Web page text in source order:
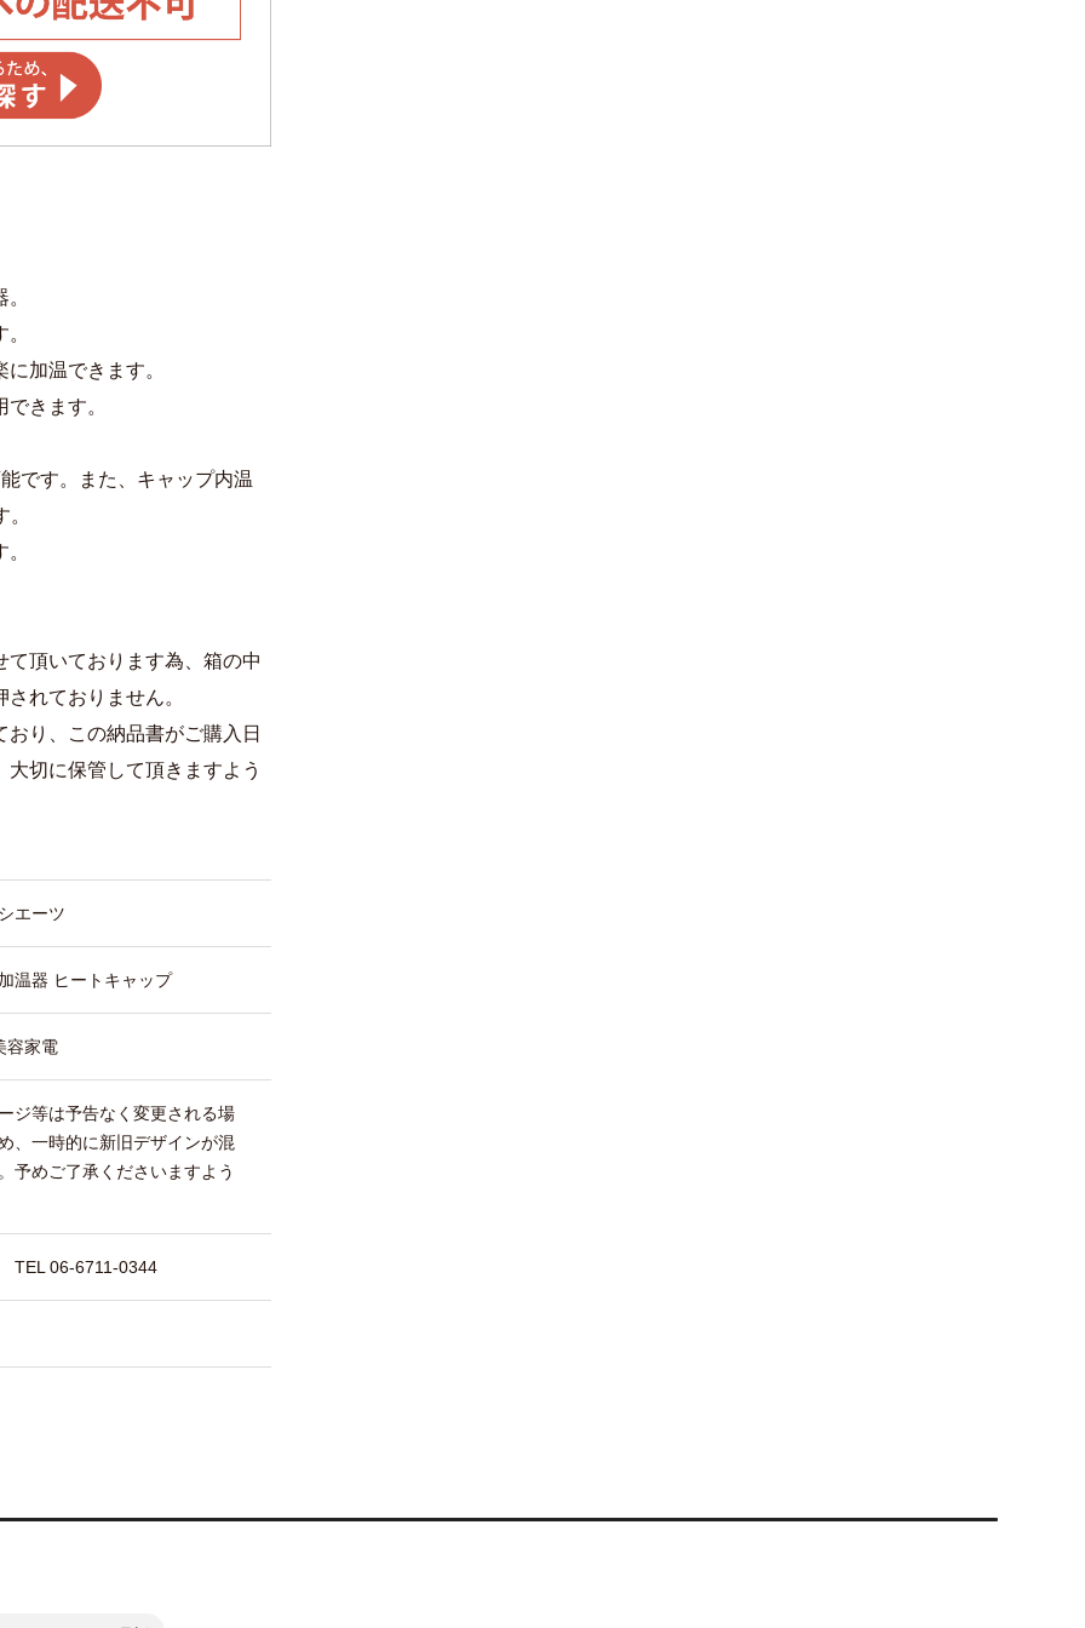
加温できます。
きます。
です。また、キャップ内温
頂いております為、箱の中
れておりません。
り、この納品書がご購入日
切に保管して頂きますよう
エーツ
温器 ヒートキャップ
容家電
ジ等は予告なく変更される場
、一時的に新旧デザインが混
予めご了承くださいますよう
TEL 06-6711-0344